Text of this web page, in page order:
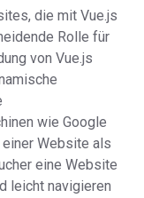
die mit Vue.js
Rolle für
von Vue.js
wie Google
Website als
eine Website
leicht navigieren